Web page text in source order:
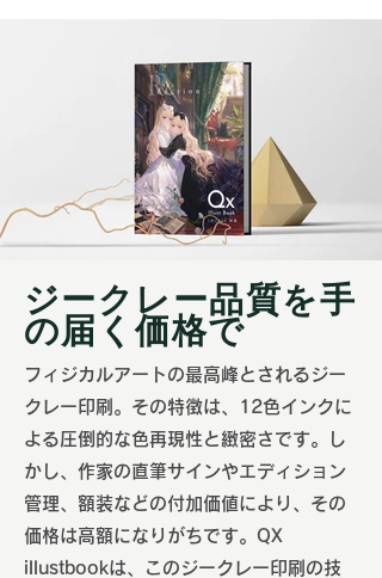
ジークレー品質を手
の届く価格で
フィジカルアートの最高峰とされるジー
クレー印刷。その特徴は、12色インクに
よる圧倒的な色再現性と緻密さです。し
かし、作家の直筆サインやエディション
管理、額装などの付加価値により、その
価格は高額になりがちです。QX
illustbookは、このジークレー印刷の技